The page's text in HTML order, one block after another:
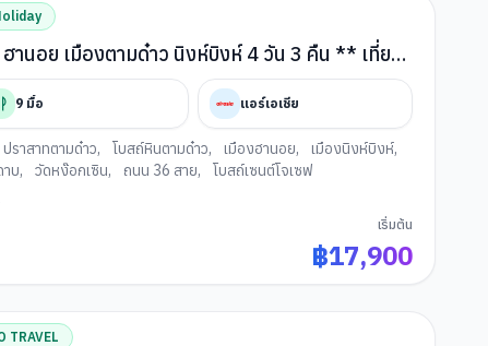
3 คืน ** เที่ยว
หมอก** โดยสายการบิน AIR ASIA (FD)
9 มื้อ แอร์เอเชีย
ปราสาทตามด๋าว, โบสถ์หินตามด๋าว, เมืองฮานอย, เมืองนิงห์บิงห์,
าบ, วัดหง๊อกเซิน, ถนน 36 สาย, โบสถ์เซนต์โจเซฟ
เริ่มต้น
฿17,900
TRAVEL